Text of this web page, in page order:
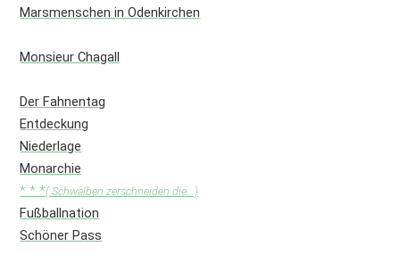
Marsmenschen in Odenkirchen
Monsieur Chagall
Der Fahnentag
Entdeckung
Niederlage
Monarchie
* * *( Schwalben zerschneiden die...)
Fußballnation
Schöner Pass